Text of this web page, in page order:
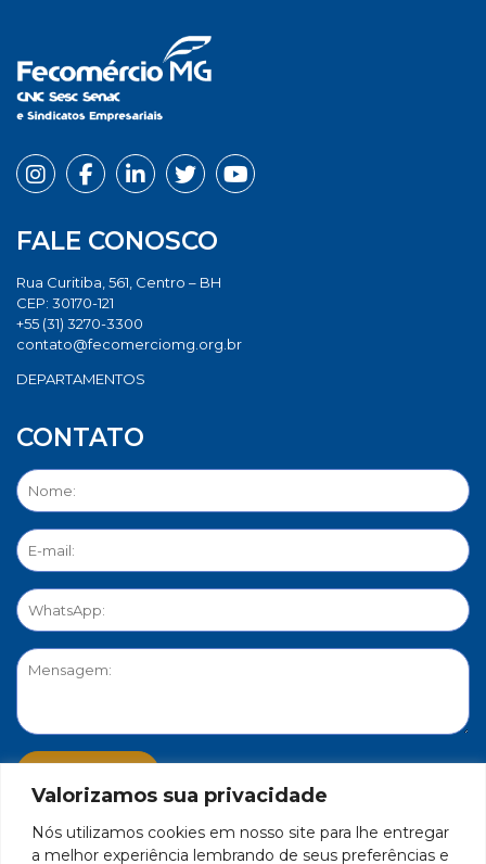
Valorizamos sua privacidade
Nós utilizamos cookies em nosso site para lhe entregar
a melhor experiência lembrando de seus preferências e
FALE CONOSCO
Rua Curitiba, 561, Centro – BH
CEP: 30170-121
+55 (31) 3270-3300
contato@fecomerciomg.org.br
DEPARTAMENTOS
CONTATO
PORTAL DE PRIVACIDADE